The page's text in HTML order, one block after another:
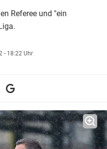
Referee und "ein
- 18:22 Uhr